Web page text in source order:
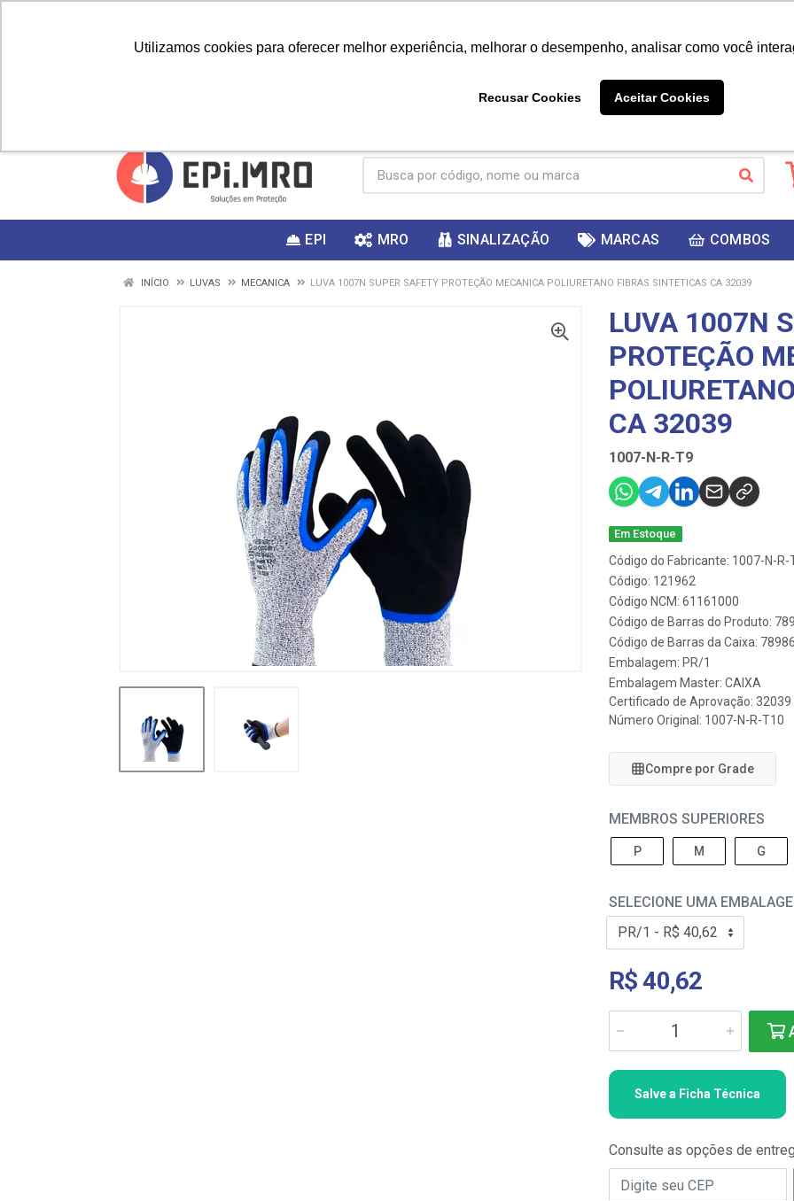
Utilizamos cookies para oferecer melhor experiência, melhorar o desempenho, analisar como você
Recusar Cookies Aceitar Cookies
ganhar
EPI MRO SINALIZAÇÃO MARCAS COMBOS
INÍCIO LUVAS MECANICA LUVA 1007N SUPER SAFETY PROTEÇÃO MECANICA POLIURETANO FIBRAS SINTETICAS CA 32039
LUVA 1007N
PROTEÇÃO
CA 32039
1007-N-R-T9
Em Estoque
Código do Fabricante: 1007-N-R-
Código: 121962
Código NCM: 61161000
Código de Barras do Produto:
Código de Barras da Caixa:
Embalagem: PR/1
Embalagem Master: CAIXA
Certificado de Aprovação: 32039
Número Original: 1007-N-R-T10
Compre por Grade
MEMBROS SUPERIORES
P M G
SELECIONE UMA
R$ 40,62
Salve a Ficha Técnica
Consulte as opções de